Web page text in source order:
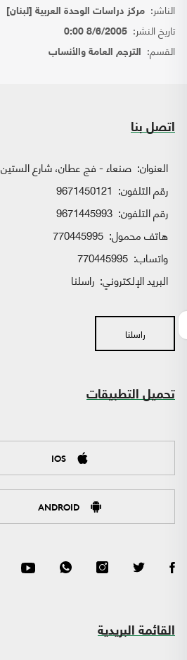
الناشر: مركز دراسات الوحدة العربية [لبنان]
تاريخ النشر: 8/6/2005 0:00
القسم: الترجم العامة والأنساب
اتصل بنا
العنوان: صنعاء - فج عطان، شارع الستين
رقم التلفون: 9671450121
رقم التلفون: 9671445993
هاتف محمول: 770445995
واتساب:
البريد الإلكتروني: راسلنا
راسلنا
تحميل التطبيقات
IOS
ANDROID
القائمة البريدية